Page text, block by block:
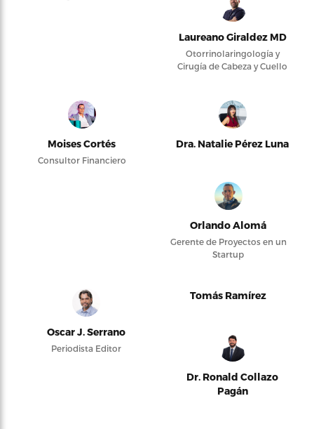
Laureano Giraldez MD
Otorrinolaringología y
Cirugía de Cabeza y Cuello
Moises Cortés
Consultor Financiero
Dra. Natalie Pérez Luna
Orlando Alomá
Gerente de Proyectos en un
Startup
Oscar J. Serrano
Periodista Editor
Tomás Ramírez
Dr. Ronald Collazo
Pagán